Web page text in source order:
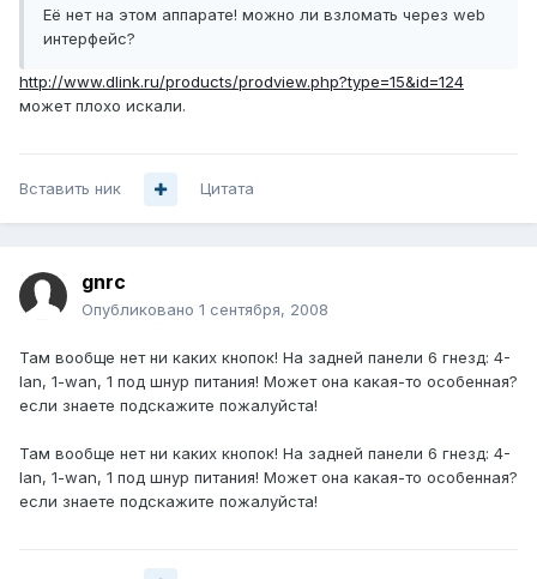
Её нет на этом аппарате! можно ли взломать через web
интерфейс?
http://www.dlink.ru/products/prodview.php?type=15&id=124
может плохо искали.
Вставить ник Цитата
gnrc
Опубликовано 1 сентября, 2008
Там вообще нет ни каких кнопок! На задней панели 6 гнезд: 4-
lan, 1-wan, 1 под шнур питания! Может она какая-то особенная?
если знаете подскажите пожалуйста!
Там вообще нет ни каких кнопок! На задней панели 6 гнезд: 4-
lan, 1-wan, 1 под шнур питания! Может она какая-то особенная?
если знаете подскажите пожалуйста!